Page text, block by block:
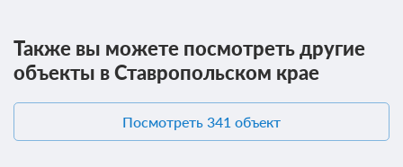
Также вы можете посмотреть другие
объекты в Ставропольском крае
Посмотреть 341 объект